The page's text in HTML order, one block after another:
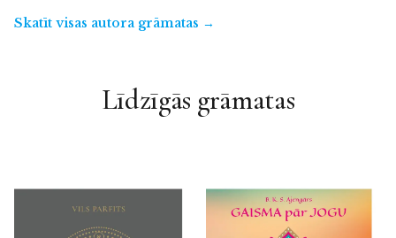
Skatīt visas autora grāmatas →
Līdzīgās grāmatas